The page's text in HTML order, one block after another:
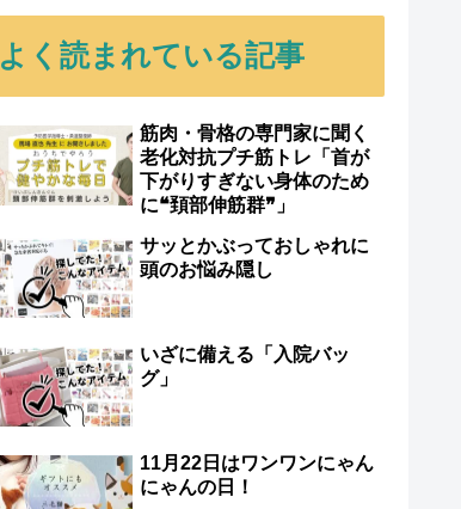
よく読まれている記事
筋肉・骨格の専門家に聞く
老化対抗プチ筋トレ「首が
下がりすぎない身体のため
に❝頚部伸筋群❞」
サッとかぶっておしゃれに
頭のお悩み隠し
いざに備える「入院バッ
グ」
11月22日はワンワンにゃん
にゃんの日！